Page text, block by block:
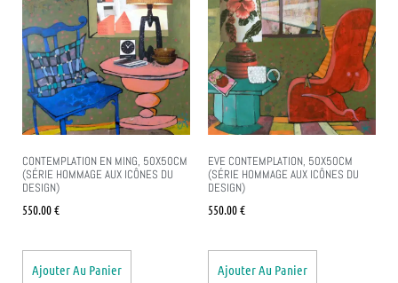
CONTEMPLATION EN MING, 50X50CM
(SÉRIE HOMMAGE AUX ICÔNES DU
DESIGN)
550.00€
Ajouter Au Panier
EVE CONTEMPLATION, 50X50CM
(SÉRIE HOMMAGE AUX ICÔNES DU
DESIGN)
550.00€
Ajouter Au Panier